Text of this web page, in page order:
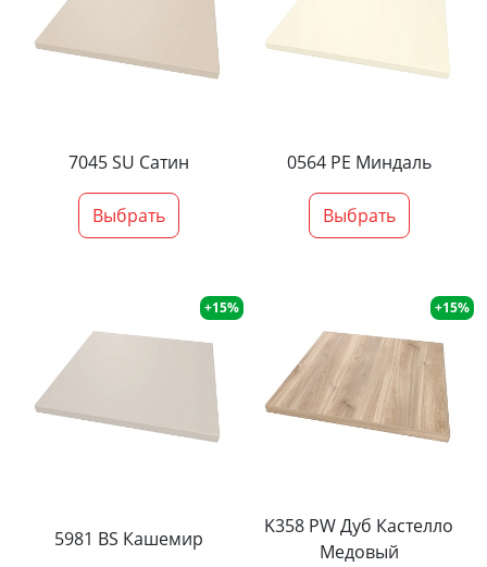
7045 SU Сатин
Выбрать
0564 PE Миндаль
Выбрать
+15%
5981 BS Кашемир
+15%
K358 PW Дуб Кастелло
Медовый